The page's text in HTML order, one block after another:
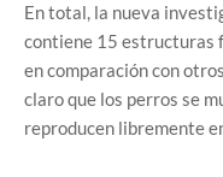
En total, la nueva
contiene 15 estructuras
en comparación con
claro que los perros se
reproducen libremente